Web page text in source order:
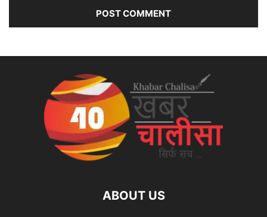
ABOUT US